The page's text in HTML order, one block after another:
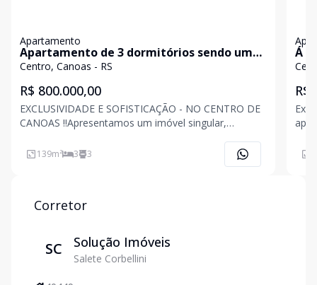
Apartamento
Apartamento de 3 dormitórios sendo uma
suíte master no centro de Canoas
Centro, Canoas - RS
R$ 800.000,00
EXCLUSIVIDADE E SOFISTICAÇÃO - NO CENTRO DE
CANOAS !!Apresentamos um imóvel singular,
e localização privilegiada. Situado no coração de
Canoas, este apartamento oferece fácil acesso a
139m² 3 3
Á
R$
de
Corretor
SC Solução Imóveis
Salete Corbellini